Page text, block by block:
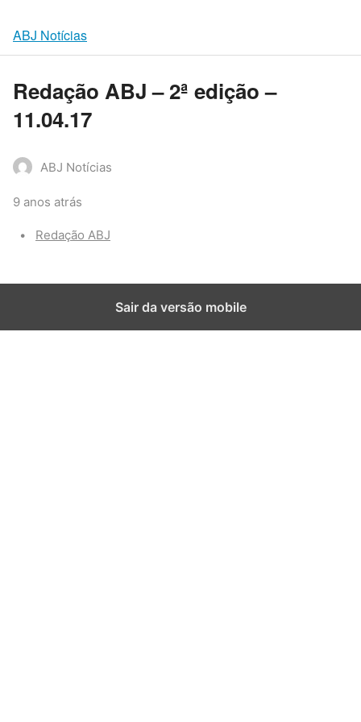
ABJ Notícias
Redação ABJ – 2ª edição –
11.04.17
ABJ Notícias
9 anos atrás
Categories:
Redação ABJ
Sair da versão mobile